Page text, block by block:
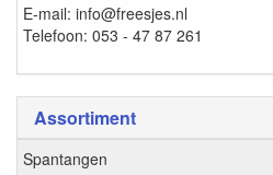
E-mail: info@freesjes.nl
Telefoon: 053 - 47 87 261
Assortiment
Spantangen